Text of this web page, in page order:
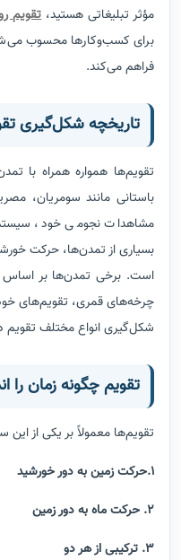
مؤثر تبلیغاتی هستید،تقویم
برای کسب‌وکارها محسوب
فراهم می‌کند.
تاریخچه شکل‌گیری
تقویم‌ها همواره همراه با
باستانی مانند سومریان،
مشاهدات نجومی خود،
بسیاری از تمدن‌ها، حرکت
است. برخی تمدن‌ها بر
چرخه‌های قمری، تقویم‌های
شکل‌گیری انواع مختلف
تقویم چگونه زمان را
تقویم‌ها معمولاً بر یکی از
1.حرکت زمین به دور خورشید
2. حرکت ماه به دور زمین
3. ترکیبی از هر دو